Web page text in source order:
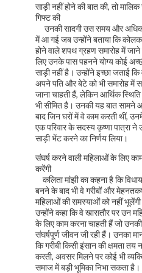
साड़ी नहीं होने की बात की, तो
गिफ्ट की
उनकी सादगी उस समय और अधिक
में आ गई जब उन्होंने बताया कि
होने वाले शपथ ग्रहण समारोह में
लिए उनके पास पहनने योग्य कोई
साड़ी नहीं है। उन्होंने इच्छा जताई कि
अपने पति और बेटे को भी समारोह में
जाना चाहती हैं, लेकिन आर्थिक
भी सीमित है। उनकी यह बात
बाद जिन घरों में वे काम करती थीं,
एक परिवार के सदस्य कृष्णा पात्रा ने
साड़ी भेंट करने का निर्णय लिया।
संघर्ष करने वाली महिलाओं के लिए
करेंगी
कलिता मांझी का कहना है कि
बनने के बाद भी वे गरीबों और
महिलाओं की समस्याओं को नहीं
उन्होंने कहा कि वे खासतौर पर उन
के लिए काम करना चाहती हैं जो
संघर्षपूर्ण जीवन जी रही हैं। उनका
कि गरीबी किसी इंसान की क्षमता तय
करती, अवसर मिलने पर कोई भी
समाज में बड़ी भूमिका निभा सकता है।